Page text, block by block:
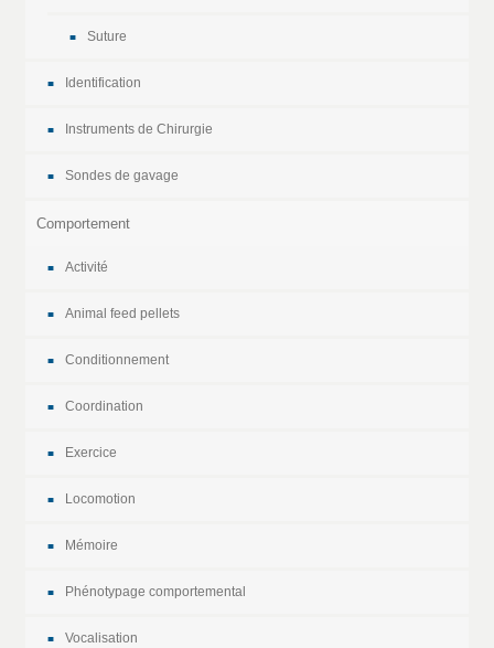
Suture
Identification
Instruments de Chirurgie
Sondes de gavage
Comportement
Activité
Animal feed pellets
Conditionnement
Coordination
Exercice
Locomotion
Mémoire
Phénotypage comportemental
Vocalisation